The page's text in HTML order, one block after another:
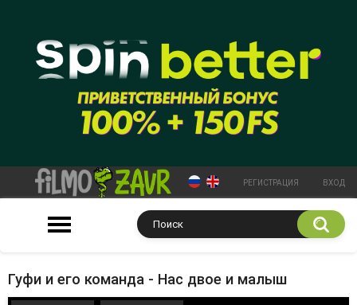
РЕГИСТРАЦИЯ ВХОД
Гуфи и его команда - Нас двое и малыш